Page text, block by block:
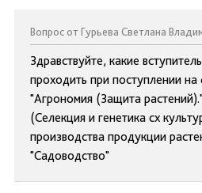
Вопрос от Гурьева Светлана
Здравствуйте, какие
проходить при поступлении на
"Агрономия (Защита
(Селекция и генетика сх
производства продукции
"Садоводство"